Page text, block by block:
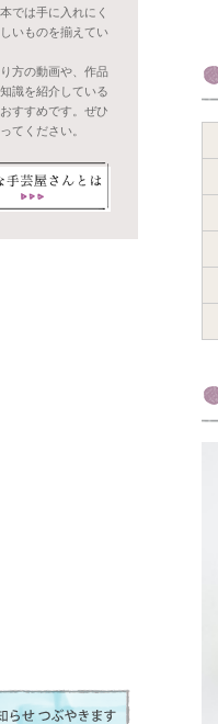
では手に入れにく
いものを揃えてい
方の動画や、作品
識を紹介している
すすめです。ぜひ
てください。